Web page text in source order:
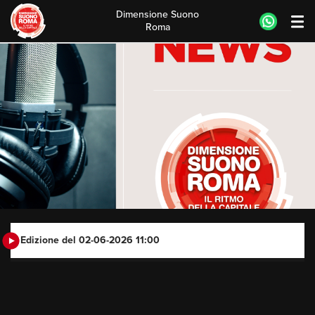
Skip
to
content
Dimensione Suono
Roma
Edizione del 02-06-2026 11:00